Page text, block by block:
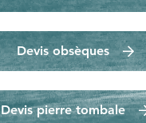
Devis obsèques
Devis pierre tombale